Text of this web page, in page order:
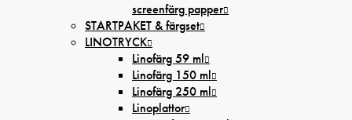
screenfärg papper
STARTPAKET & färgset
LINOTRYCK
Linofärg 59 ml
Linofärg 150 ml
Linofärg 250 ml
Linoplattor